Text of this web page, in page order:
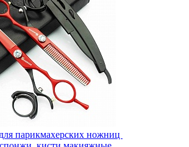
парикмахерских ножниц